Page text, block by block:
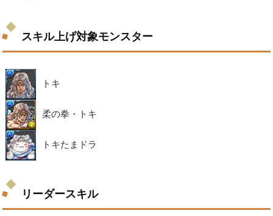
スキル上げ対象モンスター
トキ
柔の拳・トキ
トキたまドラ
リーダースキル